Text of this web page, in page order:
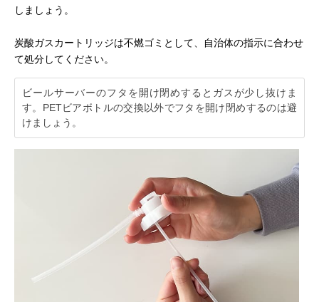
しましょう。
炭酸ガスカートリッジは不燃ゴミとして、自治体の指示に合わせ
て処分してください。
ビールサーバーのフタを開け閉めするとガスが少し抜けま
す。PETビアボトルの交換以外でフタを開け閉めするのは避
けましょう。